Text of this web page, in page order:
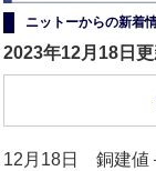
ニットーからの新着
2023年12月18日
12月18日 銅建値